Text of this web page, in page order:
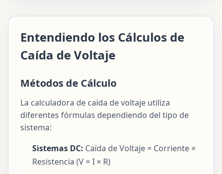
Entendiendo los Cálculos de
Caída de Voltaje
Métodos de Cálculo
La calculadora de caída de voltaje utiliza
diferentes fórmulas dependiendo del tipo de
sistema:
Sistemas DC: Caída de Voltaje = Corriente ×
Resistencia (V = I × R)